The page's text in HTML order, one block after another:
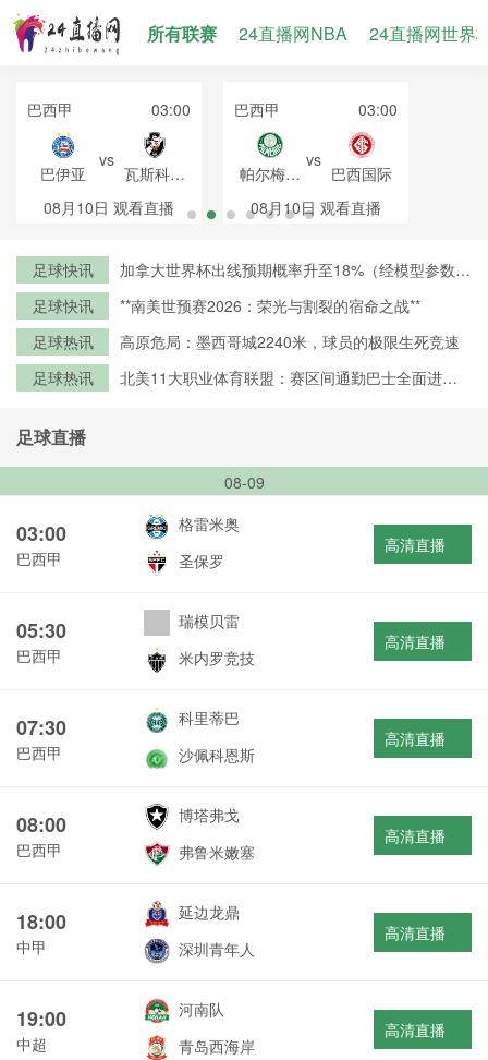
所有联赛 24直播网NBA 24直播网世界
巴西甲 03:00
巴伊亚
vs
瓦斯科达
伽马
08月10日 观看直播
巴西甲 03:00
帕尔梅拉
斯
vs
巴西国际
08月10日 观看直播
足球快讯
加拿大世界杯出线预期概率升至18%（经模型参数修
足球快讯
**南美世预赛2026：荣光与割裂的宿命之战**
足球热讯
高原危局：墨西哥城2240米，球员的极限生死竞速
足球热讯
北美11大职业体育联盟：赛区间通勤巴士全面进入
足球直播
08-09
03:00
巴西甲
格雷米奥
圣保罗
高清直播
05:30
巴西甲
瑞模贝雷
米内罗竞技
高清直播
07:30
巴西甲
科里蒂巴
沙佩科恩斯
高清直播
08:00
巴西甲
博塔弗戈
弗鲁米嫩塞
高清直播
18:00
中甲
延边龙鼎
深圳青年人
高清直播
19:00
中超
河南队
青岛西海岸
高清直播